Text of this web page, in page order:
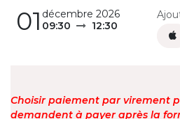
01 décembre 2026
09:30
12:30
Choisir paiement par virement
demandent à payer après la